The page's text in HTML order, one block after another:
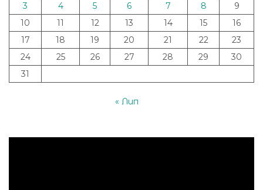
3
4 5 6 7 8
9
10
11 12 13 14 15
16
17
18 19 20 21 22
23
24
25 26 27 28 29
30
31
« Лип